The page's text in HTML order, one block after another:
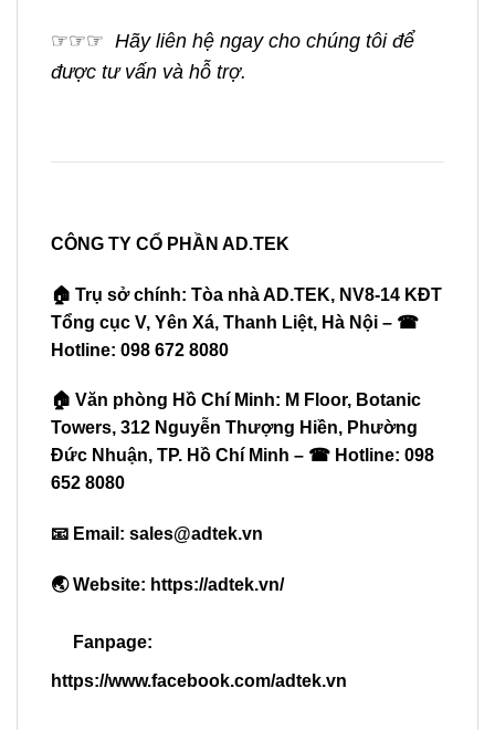
☞☞☞ Hãy liên hệ ngay cho chúng tôi để
được tư vấn và hỗ trợ.
CÔNG TY CỔ PHẦN AD.TEK
🏠 Trụ sở chính: Tòa nhà AD.TEK, NV8-14 KĐT
Tổng cục V, Yên Xá, Thanh Liệt, Hà Nội – ☎
Hotline: 098 672 8080
🏠 Văn phòng Hồ Chí Minh: M Floor, Botanic
Towers, 312 Nguyễn Thượng Hiền, Phường
Đức Nhuận, TP. Hồ Chí Minh – ☎ Hotline: 098
652 8080
📧 Email: sales@adtek.vn
🌏 Website: https://adtek.vn/
Fanpage:
https://www.facebook.com/adtek.vn